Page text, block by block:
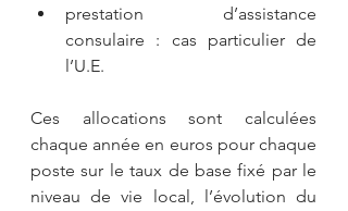
prestation d’assistance
consulaire : cas particulier de
l’U.E.
Ces allocations sont calculées
chaque année en euros pour chaque
poste sur le taux de base fixé par le
niveau de vie local, l’évolution du